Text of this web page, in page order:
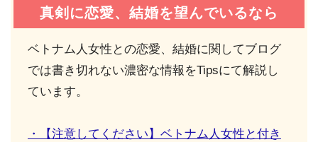
真剣に恋愛、結婚を望んでいるなら
ベトナム人女性との恋愛、結婚に関してブログ
では書き切れない濃密な情報をTipsにて解説し
ています。
・【注意してください】ベトナム人女性と付き